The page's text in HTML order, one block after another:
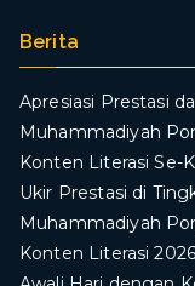
Berita
Apresiasi Prestasi
Muhammadiyah
Konten Literasi Se-
Ukir Prestasi di
Muhammadiyah
Konten Literasi 2026